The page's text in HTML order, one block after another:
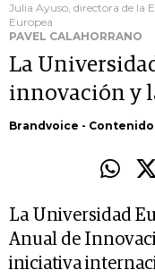
Julia Ayuso, directora de la
Europea
PAVEL CALAHORRANO
La
innovación y
Brandvoice -
La Universidad
Anual de
iniciativa